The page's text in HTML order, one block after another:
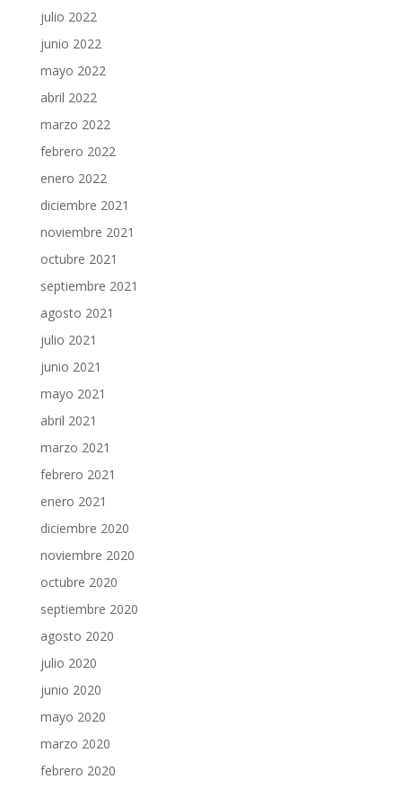
julio 2022
junio 2022
mayo 2022
abril 2022
marzo 2022
febrero 2022
enero 2022
diciembre 2021
noviembre 2021
octubre 2021
septiembre 2021
agosto 2021
julio 2021
junio 2021
mayo 2021
abril 2021
marzo 2021
febrero 2021
enero 2021
diciembre 2020
noviembre 2020
octubre 2020
septiembre 2020
agosto 2020
julio 2020
junio 2020
mayo 2020
marzo 2020
febrero 2020